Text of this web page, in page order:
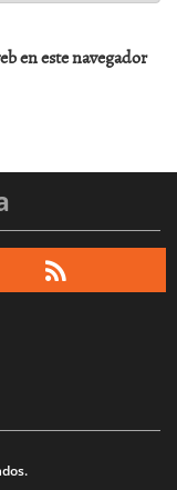
en este navegador